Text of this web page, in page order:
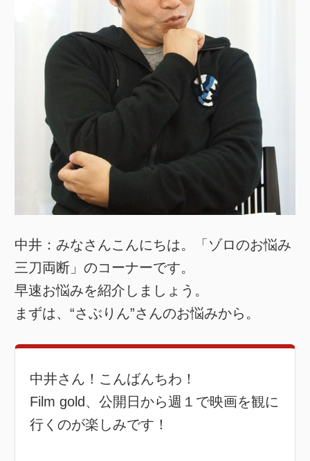
中井：みなさんこんにちは。「ゾロのお悩み
三刀両断」のコーナーです。
早速お悩みを紹介しましょう。
まずは、“さぶりん”さんのお悩みから。
中井さん！こんばんちわ！
Film gold、公開日から週１で映画を観に
行くのが楽しみです！